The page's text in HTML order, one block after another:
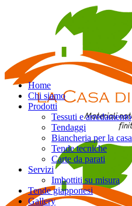
Home
Chi siamo
Prodotti
Tessuti e arredamento
Tendaggi
Biancheria per la casa
Tende tecniche
Carte da parati
Servizi
Imbottiti su misura
Tende giapponesi
Gallery